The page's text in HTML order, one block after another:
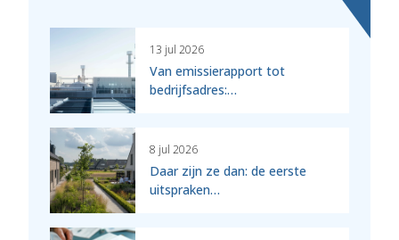
13 jul 2026
Van emissierapport tot
bedrijfsadres:…
8 jul 2026
Daar zijn ze dan: de eerste
uitspraken…